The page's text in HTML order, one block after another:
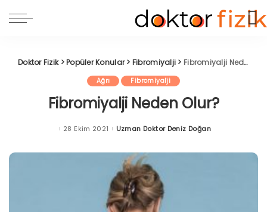
Doktor Fizik>Popüler Konular> Fibromiyalji > Fibromiyalji Neden Olur?
Ağrı Fibromiyalji
Fibromiyalji Neden Olur?
28 Ekim 2021 Posted
Uzman Doktor Deniz Doğan